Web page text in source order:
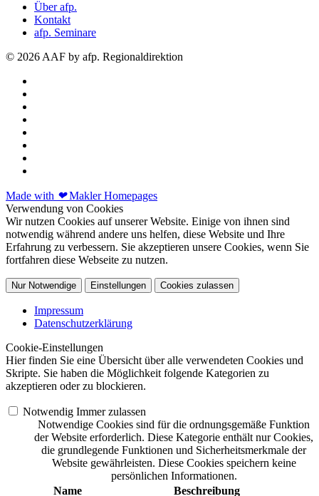
Über afp.
Kontakt
afp. Seminare
© 2026 AAF by afp. Regionaldirektion
Made with ❤Makler Homepages
Verwendung von Cookies
Wir nutzen Cookies auf unserer Website. Einige von ihnen sind
notwendig während andere uns helfen, diese Website und Ihre
Erfahrung zu verbessern. Sie akzeptieren unsere Cookies, wenn Sie
fortfahren diese Webseite zu nutzen.
Nur Notwendige Einstellungen Cookies zulassen
Impressum
Datenschutzerklärung
Cookie-Einstellungen
Hier finden Sie eine Übersicht über alle verwendeten Cookies und
Skripte. Sie haben die Möglichkeit folgende Kategorien zu
akzeptieren oder zu blockieren.
Notwendig Immer zulassen
Notwendige Cookies sind für die ordnungsgemäße Funktion
der Website erforderlich. Diese Kategorie enthält nur Cookies,
die grundlegende Funktionen und Sicherheitsmerkmale der
Website gewährleisten. Diese Cookies speichern keine
persönlichen Informationen.
Name
Beschreibung